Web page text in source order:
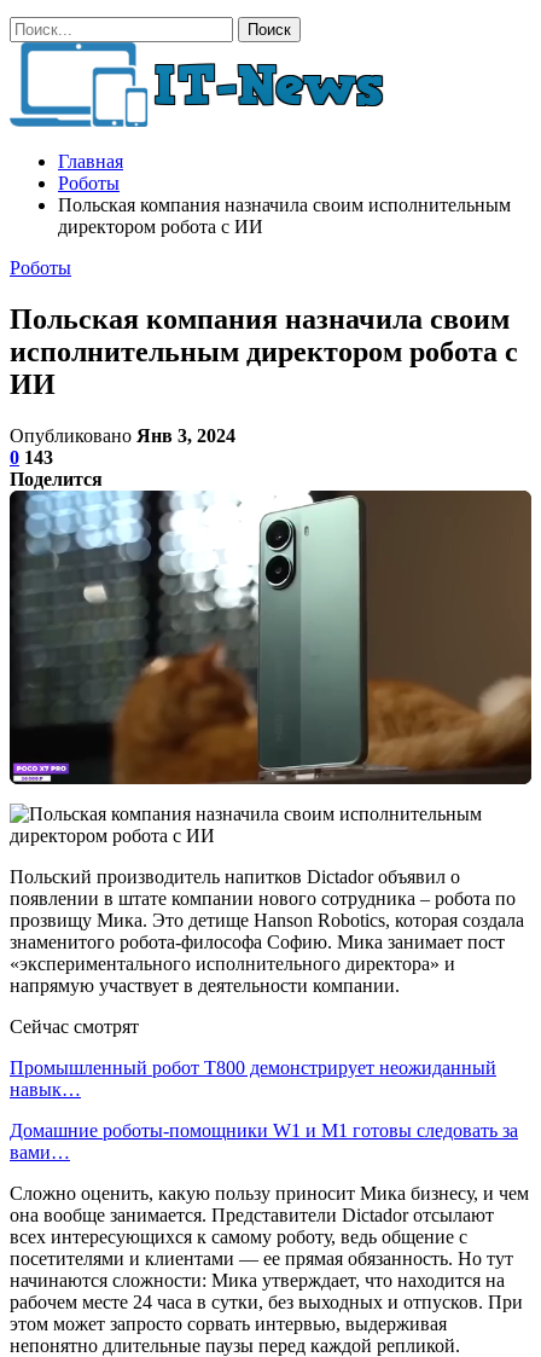
Главная
Роботы
Польская компания назначила своим исполнительным
директором робота с ИИ
Роботы
Польская компания назначила своим
исполнительным директором робота с
ИИ
Опубликовано Янв 3, 2024
0 143
Поделится
Польский производитель напитков Dictador объявил о
появлении в штате компании нового сотрудника – робота по
прозвищу Мика. Это детище Hanson Robotics, которая создала
знаменитого робота-философа Софию. Мика занимает пост
«экспериментального исполнительного директора» и
напрямую участвует в деятельности компании.
Сейчас смотрят
Промышленный робот Т800 демонстрирует неожиданный
навык…
Домашние роботы-помощники W1 и M1 готовы следовать за
вами…
Сложно оценить, какую пользу приносит Мика бизнесу, и чем
она вообще занимается. Представители Dictador отсылают
всех интересующихся к самому роботу, ведь общение с
посетителями и клиентами — ее прямая обязанность. Но тут
начинаются сложности: Мика утверждает, что находится на
рабочем месте 24 часа в сутки, без выходных и отпусков. При
этом может запросто сорвать интервью, выдерживая
непонятно длительные паузы перед каждой репликой.